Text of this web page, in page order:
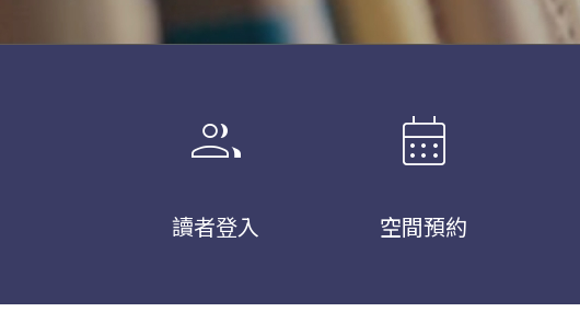
group
讀者登入
calendar_month
空間預約